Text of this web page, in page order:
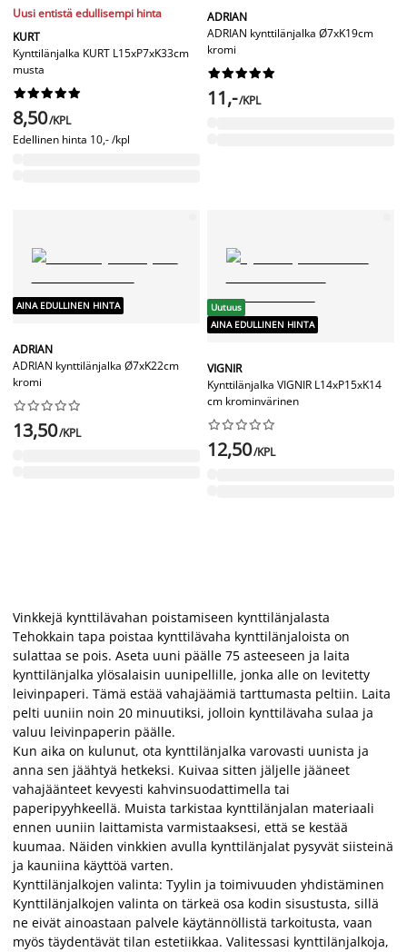
Uusi entistä edullisempi hinta
KURT
Kynttilänjalka KURT L15xP7xK33cm
musta






8,50/KPL
Edellinen hinta 10,- /kpl
ADRIAN
ADRIAN kynttilänjalka Ø7xK19cm
kromi






11,-/KPL
AINA EDULLINEN HINTA
ADRIAN
ADRIAN kynttilänjalka Ø7xK22cm
kromi






13,50/KPL
Uutuus
AINA EDULLINEN HINTA
VIGNIR
Kynttilänjalka VIGNIR L14xP15xK14
cm krominvärinen






12,50/KPL
Vinkkejä kynttilävahan poistamiseen kynttilänjalasta
Tehokkain tapa poistaa kynttilävaha kynttilänjaloista on
sulattaa se pois. Aseta uuni päälle 75 asteeseen ja laita
kynttilänjalka ylösalaisin uunipellille, jonka alle on levitetty
leivinpaperi. Tämä estää vahajäämiä tarttumasta peltiin. Laita
pelti uuniin noin 20 minuutiksi, jolloin kynttilävaha sulaa ja
valuu leivinpaperin päälle.
Kun aika on kulunut, ota kynttilänjalka varovasti uunista ja
anna sen jäähtyä hetkeksi. Kuivaa sitten jäljelle jääneet
vahajäänteet kevyesti kahvinsuodattimella tai
paperipyyhkeellä. Muista tarkistaa kynttilänjalan materiaali
ennen uuniin laittamista varmistaaksesi, että se kestää
kuumaa. Näiden vinkkien avulla kynttilänjalat pysyvät siisteinä
ja kauniina käyttöä varten.
Kynttilänjalkojen valinta: Tyylin ja toimivuuden yhdistäminen
Kynttilänjalkojen valinta on tärkeä osa kodin sisustusta, sillä
ne eivät ainoastaan palvele käytännöllistä tarkoitusta, vaan
myös täydentävät tilan estetiikkaa. Valitessasi kynttilänjalkoja,